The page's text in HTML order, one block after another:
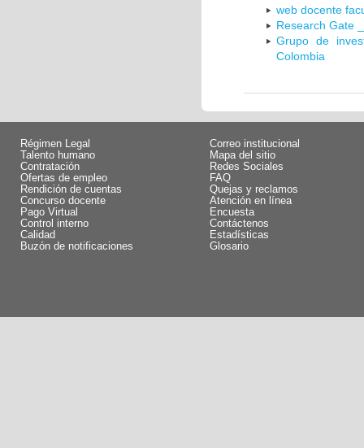
web docente
Research Gate
Grupo de
Colombia
Régimen Legal
Talento humano
Contratación
Ofertas de empleo
Rendición de cuentas
Concurso docente
Pago Virtual
Control interno
Calidad
Buzón de notificaciones
Correo institucional
Mapa del sitio
Redes Sociales
FAQ
Quejas y reclamos
Atención en línea
Encuesta
Contáctenos
Estadísticas
Glosario